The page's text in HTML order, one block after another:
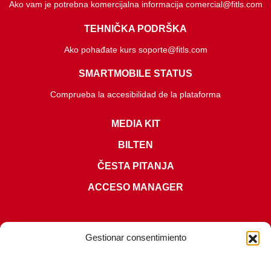
Gestionar consentimiento
Ako vam je potrebna komercijalna informacija comercial@fitls.com
TEHNIČKA PODRŠKA
Ako pohađate kurs soporte@fitls.com
SMARTMOBILE STATUS
Comprueba la accesibilidad de la plataforma
MEDIA KIT
BILTEN
ČESTA PITANJA
ACCESO MANAGER